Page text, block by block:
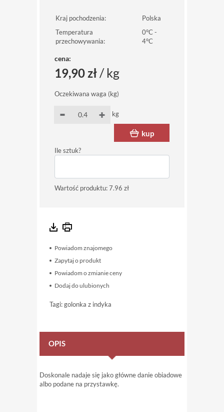
Kraj pochodzenia:
Polska
Temperatura
przechowywania:
0°C -
4°C
cena:
19,90 zł / kg
Oczekiwana waga (kg)
kg
kup
Ile sztuk?
Wartość produktu:7.96 zł
Powiadom znajomego
Zapytaj o produkt
Powiadom o zmianie ceny
Dodaj do ulubionych
Tagi:golonka z indyka
OPIS
Doskonale nadaje się jako główne danie obiadowe
albo podane na przystawkę.